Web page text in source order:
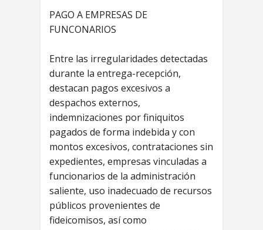
PAGO A EMPRESAS DE
FUNCONARIOS
Entre las irregularidades detectadas
durante la entrega-recepción,
destacan pagos excesivos a
despachos externos,
indemnizaciones por finiquitos
pagados de forma indebida y con
montos excesivos, contrataciones sin
expedientes, empresas vinculadas a
funcionarios de la administración
saliente, uso inadecuado de recursos
públicos provenientes de
fideicomisos, así como